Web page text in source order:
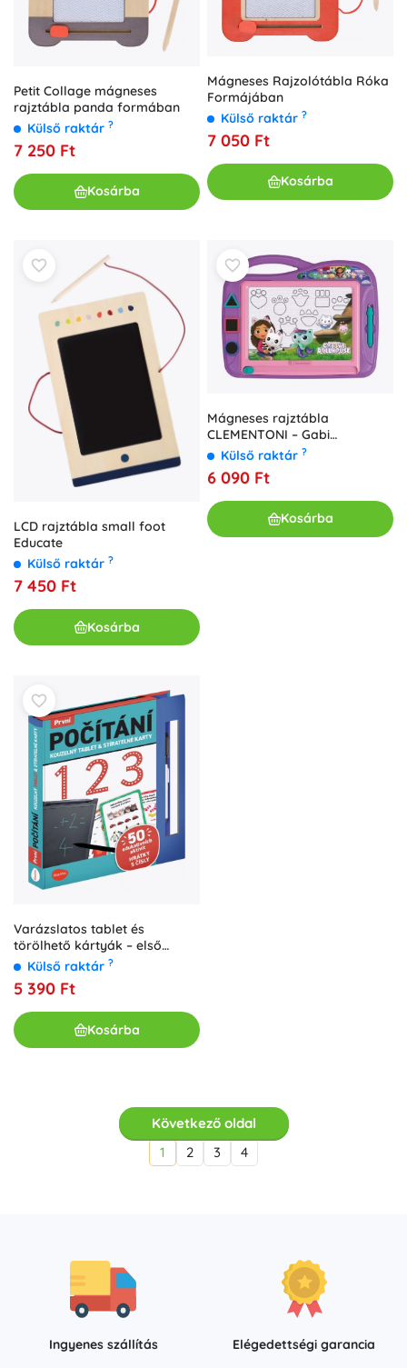
Petit Collage mágneses
rajztábla panda formában
Külső raktár ?
7 250 Ft
Kosárba
Mágneses Rajzolótábla Róka
Formájában
Külső raktár ?
7 050 Ft
Kosárba
LCD rajztábla small foot
Educate
Külső raktár ?
7 450 Ft
Kosárba
Mágneses rajztábla
CLEMENTONI – Gabi
varázslatos házikója
Külső raktár ?
6 090 Ft
Kosárba
Varázslatos tablet és
törölhető kártyák – első
számolás
Külső raktár ?
5 390 Ft
Kosárba
Következő oldal
1
2 3 4
Ingyenes szállítás
Elégedettségi garancia